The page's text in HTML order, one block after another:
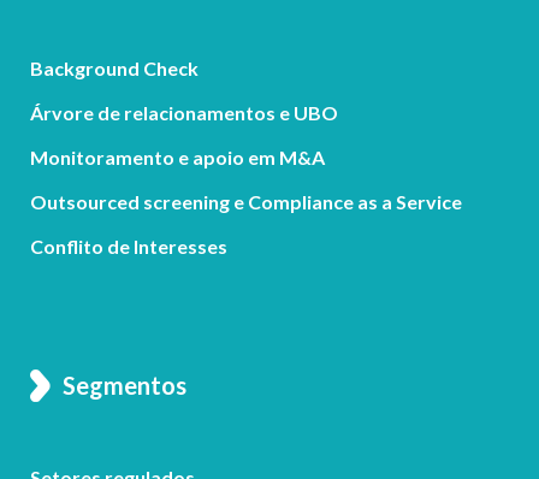
Background Check
Árvore de relacionamentos e UBO
Monitoramento e apoio em M&A
Outsourced screening e Compliance as a Service
Conflito de Interesses
Segmentos